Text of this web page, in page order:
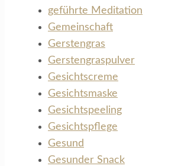
geführte Meditation
Gemeinschaft
Gerstengras
Gerstengraspulver
Gesichtscreme
Gesichtsmaske
Gesichtspeeling
Gesichtspflege
Gesund
Gesunder Snack